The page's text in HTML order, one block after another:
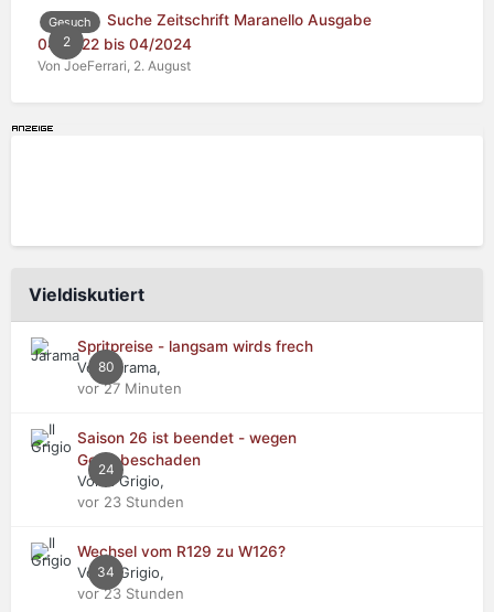
2
Gesuch
Suche Zeitschrift Maranello Ausgabe
04/2022 bis 04/2024
Von JoeFerrari, 2. August
Vieldiskutiert
80
Spritpreise - langsam wirds frech
Von Jarama,
vor 27 Minuten
24
Saison 26 ist beendet - wegen
Getriebeschaden
Von Il Grigio,
vor 23 Stunden
34
Wechsel vom R129 zu W126?
Von Il Grigio,
vor 23 Stunden